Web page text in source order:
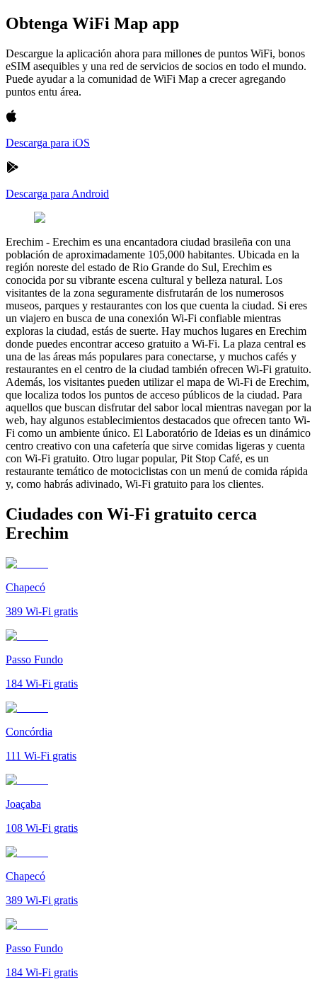
Obtenga WiFi Map app
Descargue la aplicación ahora para millones de puntos WiFi, bonos
eSIM asequibles y una red de servicios de socios en todo el mundo.
Puede ayudar a la comunidad de WiFi Map a crecer agregando
puntos entu área.
Descarga para iOS
Descarga para Android
Erechim - Erechim es una encantadora ciudad brasileña con una
población de aproximadamente 105,000 habitantes. Ubicada en la
región noreste del estado de Rio Grande do Sul, Erechim es
conocida por su vibrante escena cultural y belleza natural. Los
visitantes de la zona seguramente disfrutarán de los numerosos
museos, parques y restaurantes con los que cuenta la ciudad. Si eres
un viajero en busca de una conexión Wi-Fi confiable mientras
exploras la ciudad, estás de suerte. Hay muchos lugares en Erechim
donde puedes encontrar acceso gratuito a Wi-Fi. La plaza central es
una de las áreas más populares para conectarse, y muchos cafés y
restaurantes en el centro de la ciudad también ofrecen Wi-Fi gratuito.
Además, los visitantes pueden utilizar el mapa de Wi-Fi de Erechim,
que localiza todos los puntos de acceso públicos de la ciudad. Para
aquellos que buscan disfrutar del sabor local mientras navegan por la
web, hay algunos establecimientos destacados que ofrecen tanto Wi-
Fi como un ambiente único. El Laboratório de Ideias es un dinámico
centro creativo con una cafetería que sirve comidas ligeras y cuenta
con Wi-Fi gratuito. Otro lugar popular, Pit Stop Café, es un
restaurante temático de motociclistas con un menú de comida rápida
y, como habrás adivinado, Wi-Fi gratuito para los clientes.
Ciudades con Wi-Fi gratuito cerca
Erechim
Chapecó
389 Wi-Fi gratis
Passo Fundo
184 Wi-Fi gratis
Concórdia
111 Wi-Fi gratis
Joaçaba
108 Wi-Fi gratis
Chapecó
389 Wi-Fi gratis
Passo Fundo
184 Wi-Fi gratis